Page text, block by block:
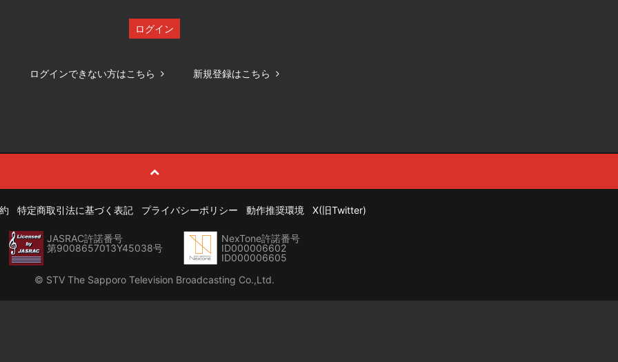
ログイン
ログインできない方はこちら 新規登録はこちら
特定商取引法に基づく表記 プライバシーポリシー 動作推奨環境 X(旧Twitter)
JASRAC許諾番号
第9008657013Y45038号
NexTone許諾番号
ID000006602
ID000006605
© STV The Sapporo Television Broadcasting Co.,Ltd.